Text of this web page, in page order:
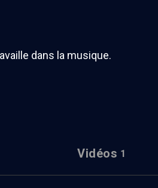
dans la musique.
Vidéos 1